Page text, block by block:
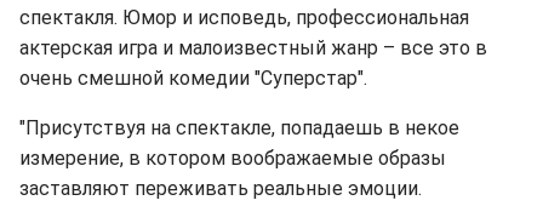
спектакля. Юмор и исповедь, профессиональная
актерская игра и малоизвестный жанр – все это в
очень смешной комедии "Суперстар".
"Присутствуя на спектакле, попадаешь в некое
измерение, в котором воображаемые образы
заставляют переживать реальные эмоции.